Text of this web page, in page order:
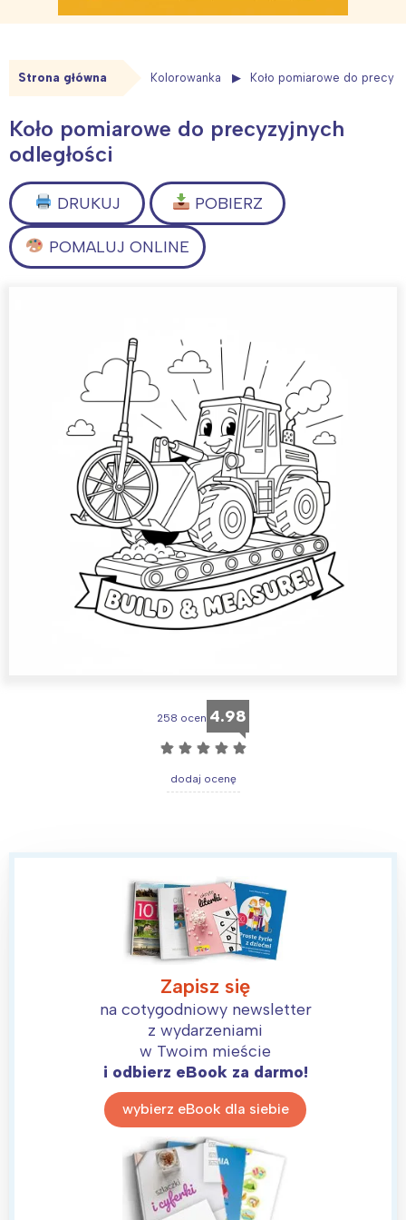
Strona główna Kolorowanka Koło pomiarowe do
Koło pomiarowe do precyzyjnych
odległości
DRUKUJ POBIERZ
POMALUJ ONLINE
258 ocen 4.98
☆ ☆ ☆ ☆ ☆
dodaj ocenę
Zapisz się
na cotygodniowy newsletter
z wydarzeniami
w Twoim mieście
i odbierz eBook za darmo!
wybierz eBook dla siebie